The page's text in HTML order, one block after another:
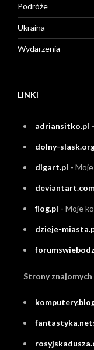
Podróże
Ukraina
Wydarzenia
LINKI
adriansitko.pl -
dolny-
digart.pl -
flog.pl - Moje
dzieje-
Strony znajomych